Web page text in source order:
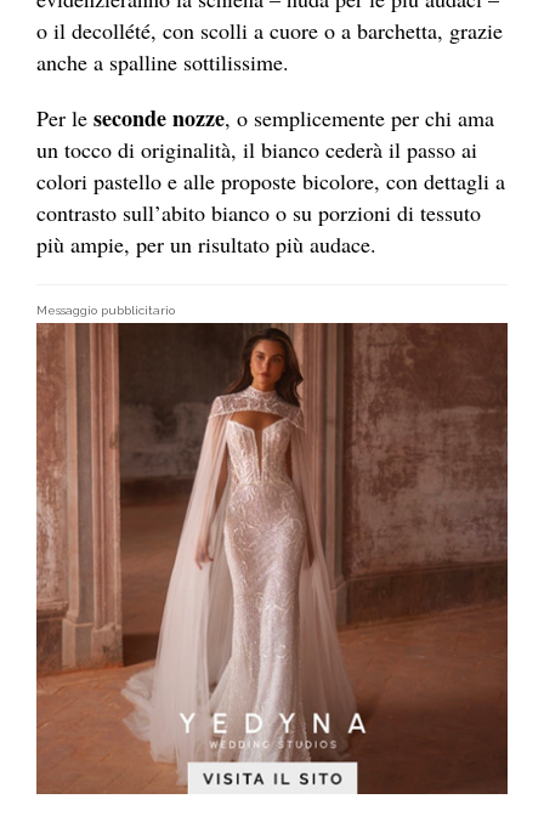
o il decollété, con scolli a cuore o a barchetta, grazie
anche a spalline sottilissime.
Per le seconde nozze, o semplicemente per chi ama
un tocco di originalità, il bianco cederà il passo ai
colori pastello e alle proposte bicolore, con dettagli a
contrasto sull’abito bianco o su porzioni di tessuto
più ampie, per un risultato più audace.
Messaggio pubblicitario